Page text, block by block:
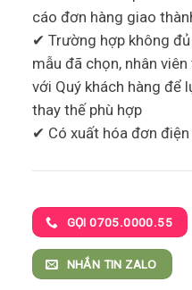
cáo đơn hàng giao
✔ Trường hợp không
mẫu đã chọn, nhân
với Quý khách hàng để
thay thế phù hợp
✔ Có xuất hóa đơn
GỌI 0705.0000.55
NHẮN TIN ZALO